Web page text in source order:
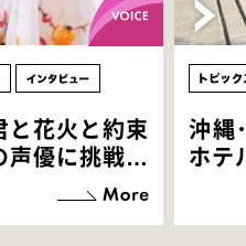
と花火と約束
声優に挑戦！
もらっている
芝居に没頭で
沖縄
ホテ